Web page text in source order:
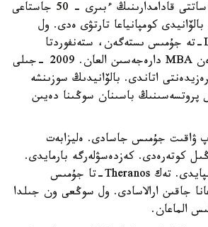
حولمستىڭ جاساعان ءساتتى قادامدارىنىڭ ءبىرى - 50 جاستاعى
بالۆانيدى كومپانياعا تارتۋى ەدى. ول
Microsoft پەن Lotus-تە جۇمىس ىستەگەن، ستەنفوردتا
وقىعان جانە بەركليدەن MBA دارەجەسىن العان. 2009 -جىلى
اتاندى. بالۆانيدىڭ سوزىنشە
پروتسەسىنىڭ باسىنان سوڭىنا دەيىن
ۋاقىت جۇمىس جاسادى. ەليزابەت
كوتەرەدى. كەزدەسۋلەرگە بارمايدى.
كوپ ەشكىممەن ارالاسپايدى. تەك Theranos-تا جۇمىس
جاقىن ارالاسادى. ول سوڭعى ون جىلدا
الماعان.